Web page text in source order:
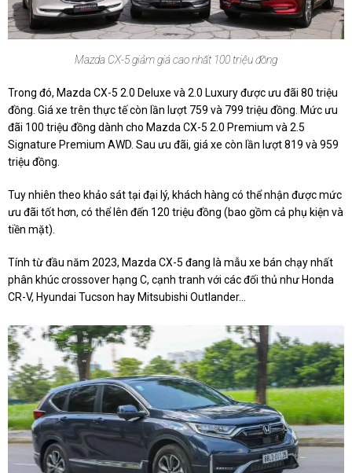
Mazda CX-5 giảm giá cao nhất 100 triệu đồng
Trong đó, Mazda CX-5 2.0 Deluxe và 2.0 Luxury được ưu đãi 80 triệu
đồng. Giá xe trên thực tế còn lần lượt 759 và 799 triệu đồng. Mức ưu
đãi 100 triệu đồng dành cho Mazda CX-5 2.0 Premium và 2.5
Signature Premium AWD. Sau ưu đãi, giá xe còn lần lượt 819 và 959
triệu đồng.
Tuy nhiên theo khảo sát tại đại lý, khách hàng có thể nhận được mức
ưu đãi tốt hơn, có thể lên đến 120 triệu đồng (bao gồm cả phụ kiện và
tiền mặt).
Tính từ đầu năm 2023, Mazda CX-5 đang là mẫu xe bán chạy nhất
phân khúc crossover hạng C, cạnh tranh với các đối thủ như Honda
CR-V, Hyundai Tucson hay Mitsubishi Outlander…